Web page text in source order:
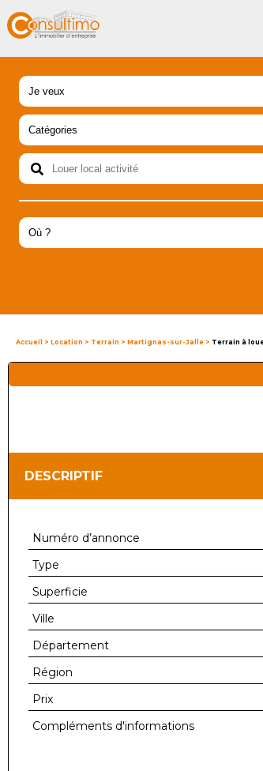
Accueil > Location > Terrain > Martignas-sur-Jalle > Terrain à
DESCRIPTIF
Numéro d’annonce
Type
Superficie
Ville
Département
Région
Prix
Compléments d'informations